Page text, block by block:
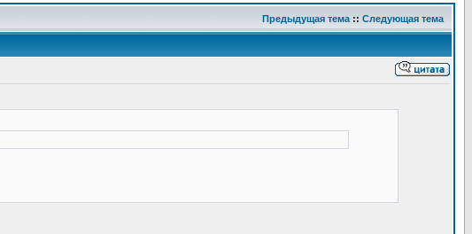
Предыдущая тема :: Следующая тема